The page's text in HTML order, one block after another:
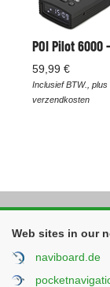
POI Pilot 6000
59,99 €
Inclusief BTW., plus
verzendkosten
Web sites in our
naviboard.de